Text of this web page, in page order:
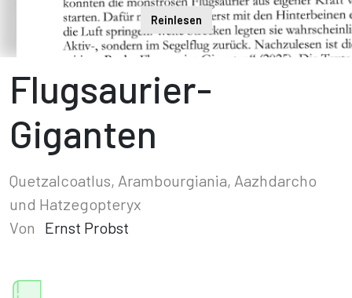
Reinlesen
Flugsaurier-
Giganten
Quetzalcoatlus, Arambourgiania, Aazhdarcho
und Hatzegopteryx
Von
Ernst Probst